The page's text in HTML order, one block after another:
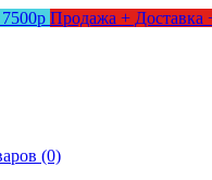
Продажа +
(0)